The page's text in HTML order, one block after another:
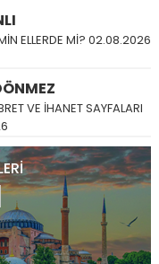
ELLERDE Mİ? 02.08.2026
VE İHANET SAYFALARI